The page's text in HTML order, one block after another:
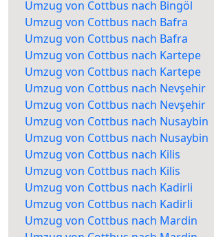
Umzug von Cottbus nach Bingöl
Umzug von Cottbus nach Bafra
Umzug von Cottbus nach Bafra
Umzug von Cottbus nach Kartepe
Umzug von Cottbus nach Kartepe
Umzug von Cottbus nach Nevşehir
Umzug von Cottbus nach Nevşehir
Umzug von Cottbus nach Nusaybin
Umzug von Cottbus nach Nusaybin
Umzug von Cottbus nach Kilis
Umzug von Cottbus nach Kilis
Umzug von Cottbus nach Kadirli
Umzug von Cottbus nach Kadirli
Umzug von Cottbus nach Mardin